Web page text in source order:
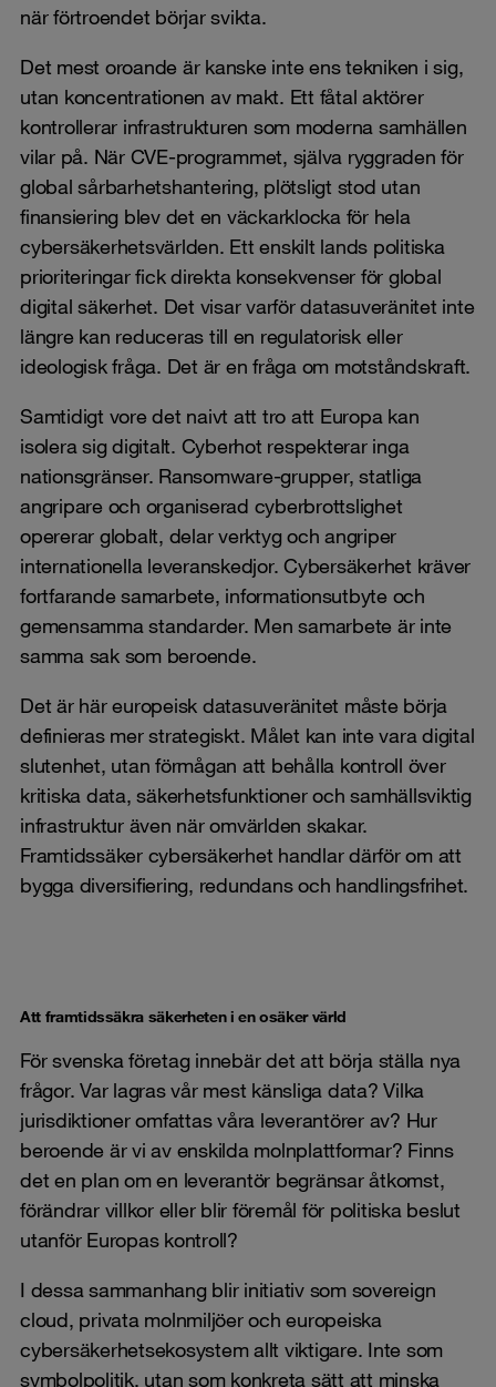
när förtroendet börjar svikta.
Det mest oroande är kanske inte ens tekniken i sig,
utan koncentrationen av makt. Ett fåtal aktörer
kontrollerar infrastrukturen som moderna samhällen
vilar på. När CVE-programmet, själva ryggraden för
global sårbarhetshantering, plötsligt stod utan
finansiering blev det en väckarklocka för hela
cybersäkerhetsvärlden. Ett enskilt lands politiska
prioriteringar fick direkta konsekvenser för global
digital säkerhet. Det visar varför datasuveränitet inte
längre kan reduceras till en regulatorisk eller
ideologisk fråga. Det är en fråga om motståndskraft.
Samtidigt vore det naivt att tro att Europa kan
isolera sig digitalt. Cyberhot respekterar inga
nationsgränser. Ransomware-grupper, statliga
angripare och organiserad cyberbrottslighet
opererar globalt, delar verktyg och angriper
internationella leveranskedjor. Cybersäkerhet kräver
fortfarande samarbete, informationsutbyte och
gemensamma standarder. Men samarbete är inte
samma sak som beroende.
Det är här europeisk datasuveränitet måste börja
definieras mer strategiskt. Målet kan inte vara digital
slutenhet, utan förmågan att behålla kontroll över
kritiska data, säkerhetsfunktioner och samhällsviktig
infrastruktur även när omvärlden skakar.
Framtidssäker cybersäkerhet handlar därför om att
bygga diversifiering, redundans och handlingsfrihet.
Att framtidssäkra säkerheten i en osäker värld
För svenska företag innebär det att börja ställa nya
frågor. Var lagras vår mest känsliga data? Vilka
jurisdiktioner omfattas våra leverantörer av? Hur
beroende är vi av enskilda molnplattformar? Finns
det en plan om en leverantör begränsar åtkomst,
förändrar villkor eller blir föremål för politiska beslut
utanför Europas kontroll?
I dessa sammanhang blir initiativ som sovereign
cloud, privata molnmiljöer och europeiska
cybersäkerhetsekosystem allt viktigare. Inte som
symbolpolitik, utan som konkreta sätt att minska